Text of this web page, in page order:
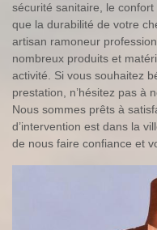
sécurité sanitaire, le
que la durabilité de votre
artisan ramoneur
nombreux produits et
activité. Si vous souhaitez
prestation, n’hésitez pas à
Nous sommes prêts à
d’intervention est dans la
de nous faire confiance et